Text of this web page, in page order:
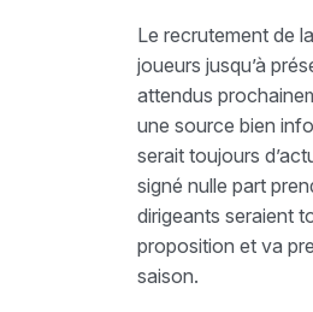
Le recrutement de
joueurs jusqu’à
attendus
une source bien
serait toujours
signé nulle part
dirigeants seraient
proposition et va
saison.